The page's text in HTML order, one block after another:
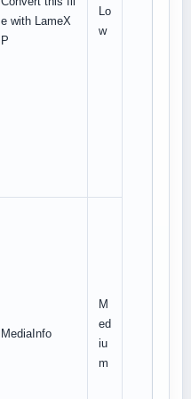
e with LameX
P
Lo
w
MediaInfo
M
ed
iu
m